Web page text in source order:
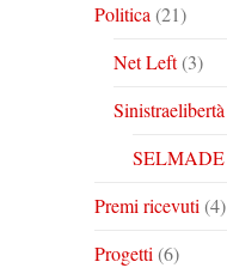
Politica (21)
Net Left(3)
Sinistraelibertà
SELMADE
Premi ricevuti (4)
Progetti (6)